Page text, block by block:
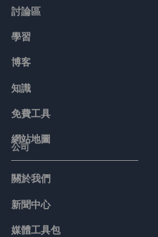
討論區
學習
博客
知識
免費工具
網站地圖
公司
關於我們
新聞中心
媒體工具包